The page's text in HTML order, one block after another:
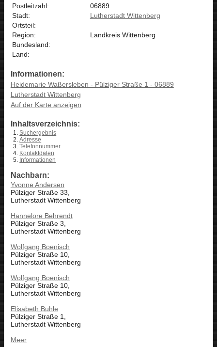
Postleitzahl:
06889
Stadt:
Lutherstadt Wittenberg
Ortsteil:
Region:
Landkreis Wittenberg
Bundesland:
Land:
Informationen:
Heidemarie Waßersleben - Pülziger Straße 1 - 06889
Lutherstadt Wittenberg
Auf der Karte anzeigen
Inhaltsverzeichnis:
Suchergebnis
Adresse
Telefonnummer
Kontaktdaten
Informationen
Nachbarn:
Yvonne Andersen
Pülziger Straße 33,
Lutherstadt Wittenberg
Hannelore Behrendt
Pülziger Straße 3,
Lutherstadt Wittenberg
Wolfgang Boenisch
Pülziger Straße 10,
Lutherstadt Wittenberg
Wolfgang Boenisch
Pülziger Straße 10,
Lutherstadt Wittenberg
Elisabeth Buhle
Pülziger Straße 1,
Lutherstadt Wittenberg
Meer